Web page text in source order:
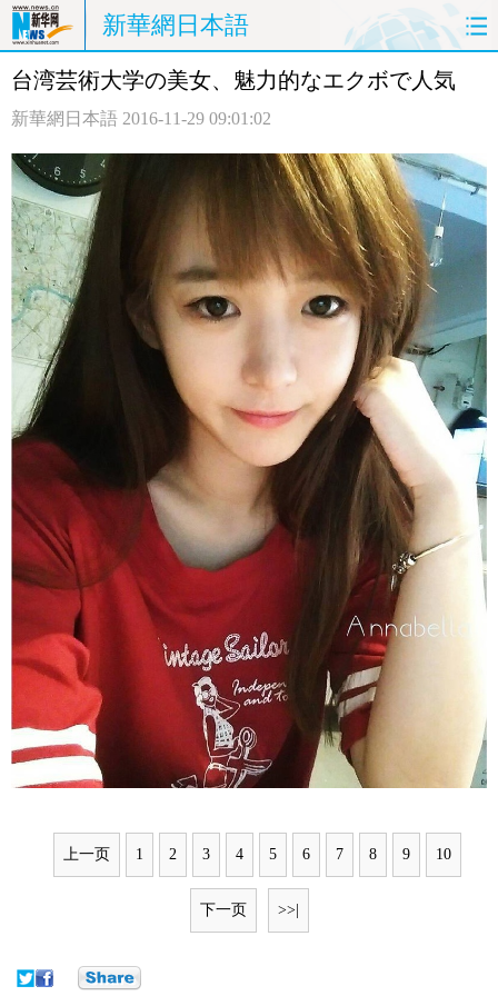
新華網日本語
ホームページ 政治 経済
観光 評論 写真
中日対訳
台湾芸術大学の美女、魅力的なエクボで人気
新華網日本語 2016-11-29 09:01:02
上一页 1 2 3 4 5 6 7 8 9 10
下一页 >>|